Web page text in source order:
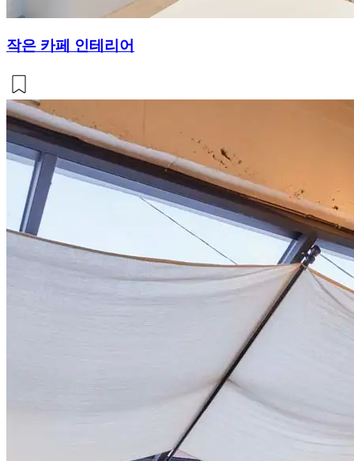
작은 카페 인테리어